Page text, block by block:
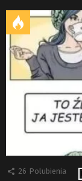
26 Polubienia